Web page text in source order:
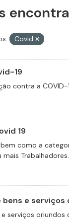
Covid
19
contra a COVID-
19
como a
e serviços
serviços oriundos